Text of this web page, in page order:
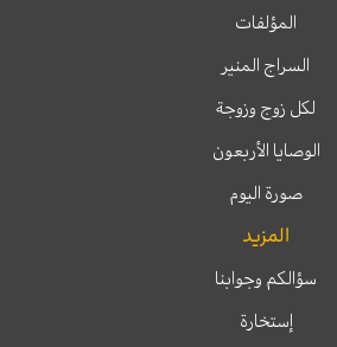
المؤلفات
السراج المنير
لكل زوج وزوجة
الوصايا الأربعون
صورة اليوم
المزيد
سؤالكم وجوابنا
إستخارة